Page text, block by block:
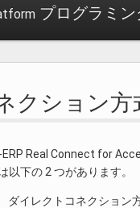
プログラミン
クション方
ERP Real Connect for
以下の 2 つがあります。
ダイレクトコネクション